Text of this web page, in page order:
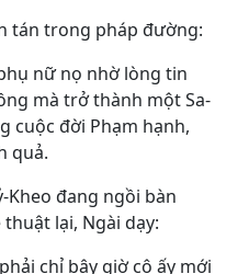
tán trong pháp đường:
nữ nọ nhờ lòng tin
mà trở thành một Sa-
cuộc đời Phạm hạnh,
quả.
Kheo đang ngồi bàn
lại, Ngài dạy:
chỉ bây giờ cô ấy mới